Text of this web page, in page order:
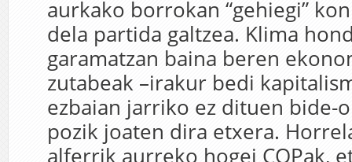
aurkako borrokan “gehiegi”
dela partida galtzea. Klima
garamatzan baina beren
zutabeak –irakur bedi
ezbaian jarriko ez dituen bide-
pozik joaten dira etxera.
alferrik aurreko hogei COPak,